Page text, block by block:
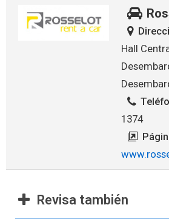
Hall
1374
Revisa también